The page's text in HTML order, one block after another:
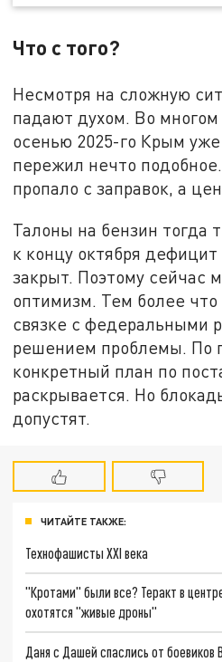
Что с того?
Несмотря на сложную
падают духом. Во многом
осенью 2025-го Крым уже
пережил нечто
пропало с заправок, а
Талоны на бензин тогда
к концу октября
закрыт. Поэтому сейчас
оптимизм. Тем более
связке с федеральными
решением проблемы. По
конкретный план по
раскрывается. Но
допустят.
ЧИТАЙТЕ ТАКЖЕ:
Технофашисты XXI века
"Кротами" были все? Теракт в
охотятся "живые дроны"
Даня с Дашей спаслись от